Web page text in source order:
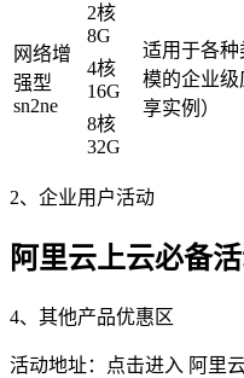
网络增
强型
sn2ne
2核
8G
适用于各种
模的企业级
享实例）
4核
16G
8核
32G
2、企业用户活动
阿里云上云必备
4、其他产品优惠区
活动地址：点击进入 阿里